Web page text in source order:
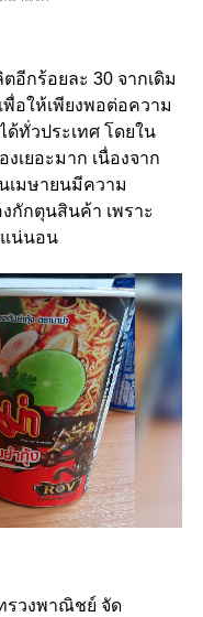
อีกร้อยละ 30 จากเดิม
อให้เพียงพอต่อความ
ทั่วประเทศ โดยใน
เยอะมาก เนื่องจาก
เมษายนมีความ
กักตุนสินค้า เพราะ
แน่นอน
รวงพาณิชย์ จัด